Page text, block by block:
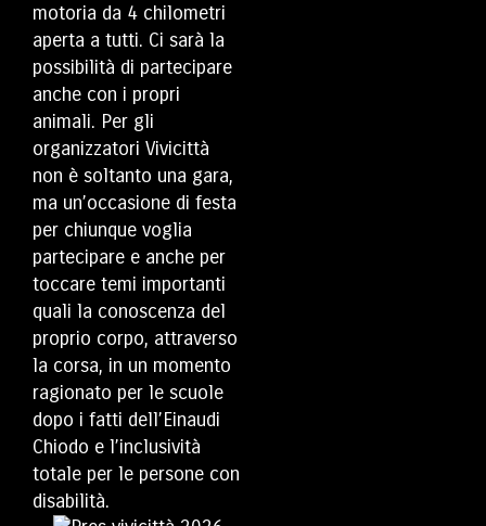
motoria da 4 chilometri
aperta a tutti. Ci sarà la
possibilità di partecipare
anche con i propri
animali. Per gli
organizzatori Vivicittà
non è soltanto una gara,
ma un’occasione di festa
per chiunque voglia
partecipare e anche per
toccare temi importanti
quali la conoscenza del
proprio corpo, attraverso
la corsa, in un momento
ragionato per le scuole
dopo i fatti dell’Einaudi
Chiodo e l’inclusività
totale per le persone con
disabilità.